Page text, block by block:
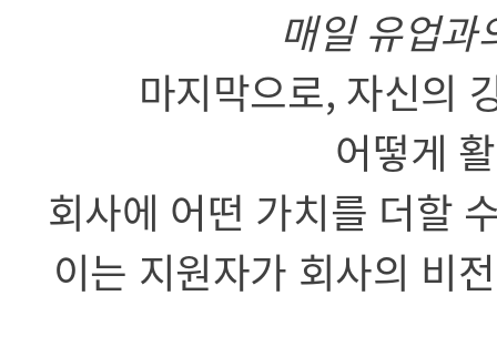
매일 유업과
마지막으로, 자신의
어떻게
회사에 어떤 가치를 더할
이는 지원자가 회사의 비